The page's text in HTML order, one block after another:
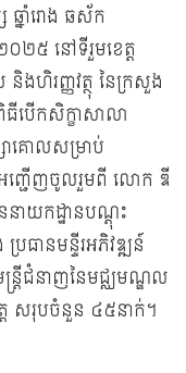
ឆ្នាំរោង ឆស័ក
០២៥ នៅទីរួមខេត្ត
និងហិរញ្ញវត្ថុ នៃក្រសួង
បើកសិក្ខាសាលា
គោលសម្រាប់
ញ្ជើញចូលរួមពី លោក ឌី
នាយកដ្ឋានបណ្ដុះ
ធានមន្ទីរអភិវឌ្ឍន៍
ន្ដ្រីជំនាញនៃមជ្ឈមណ្ឌល
សរុបចំនួន ៤៥នាក់។